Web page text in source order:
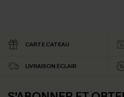
CARTE CATEAU
LIVRAISON ÉCLAIR